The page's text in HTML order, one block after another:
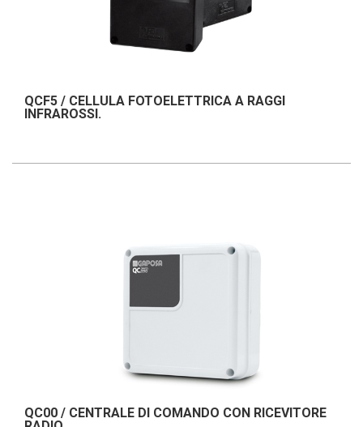
QCF5 / CELLULA FOTOELETTRICA A RAGGI
INFRAROSSI.
QC00 / CENTRALE DI COMANDO CON RICEVITORE